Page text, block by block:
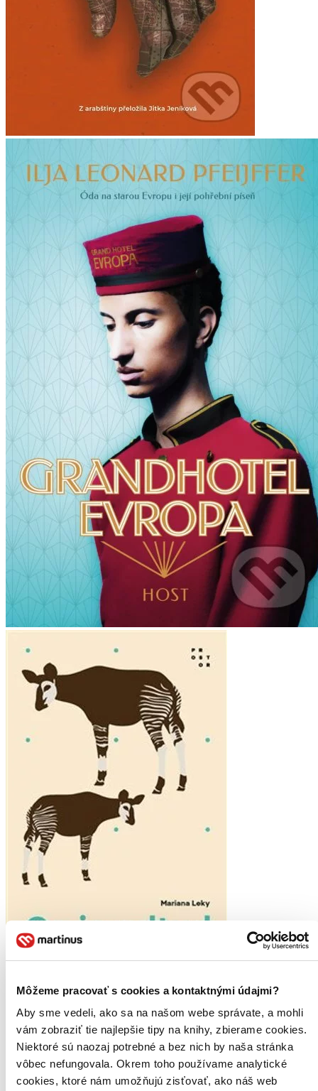
Môžeme pracovať s cookies a kontaktnými údajmi?
Aby sme vedeli, ako sa na našom webe správate, a mohli
vám zobraziť tie najlepšie tipy na knihy, zbierame cookies.
Niektoré sú naozaj potrebné a bez nich by naša stránka
vôbec nefungovala. Okrem toho používame analytické
cookies, ktoré nám umožňujú zisťovať, ako náš web
Moje čitateľské kolekcie